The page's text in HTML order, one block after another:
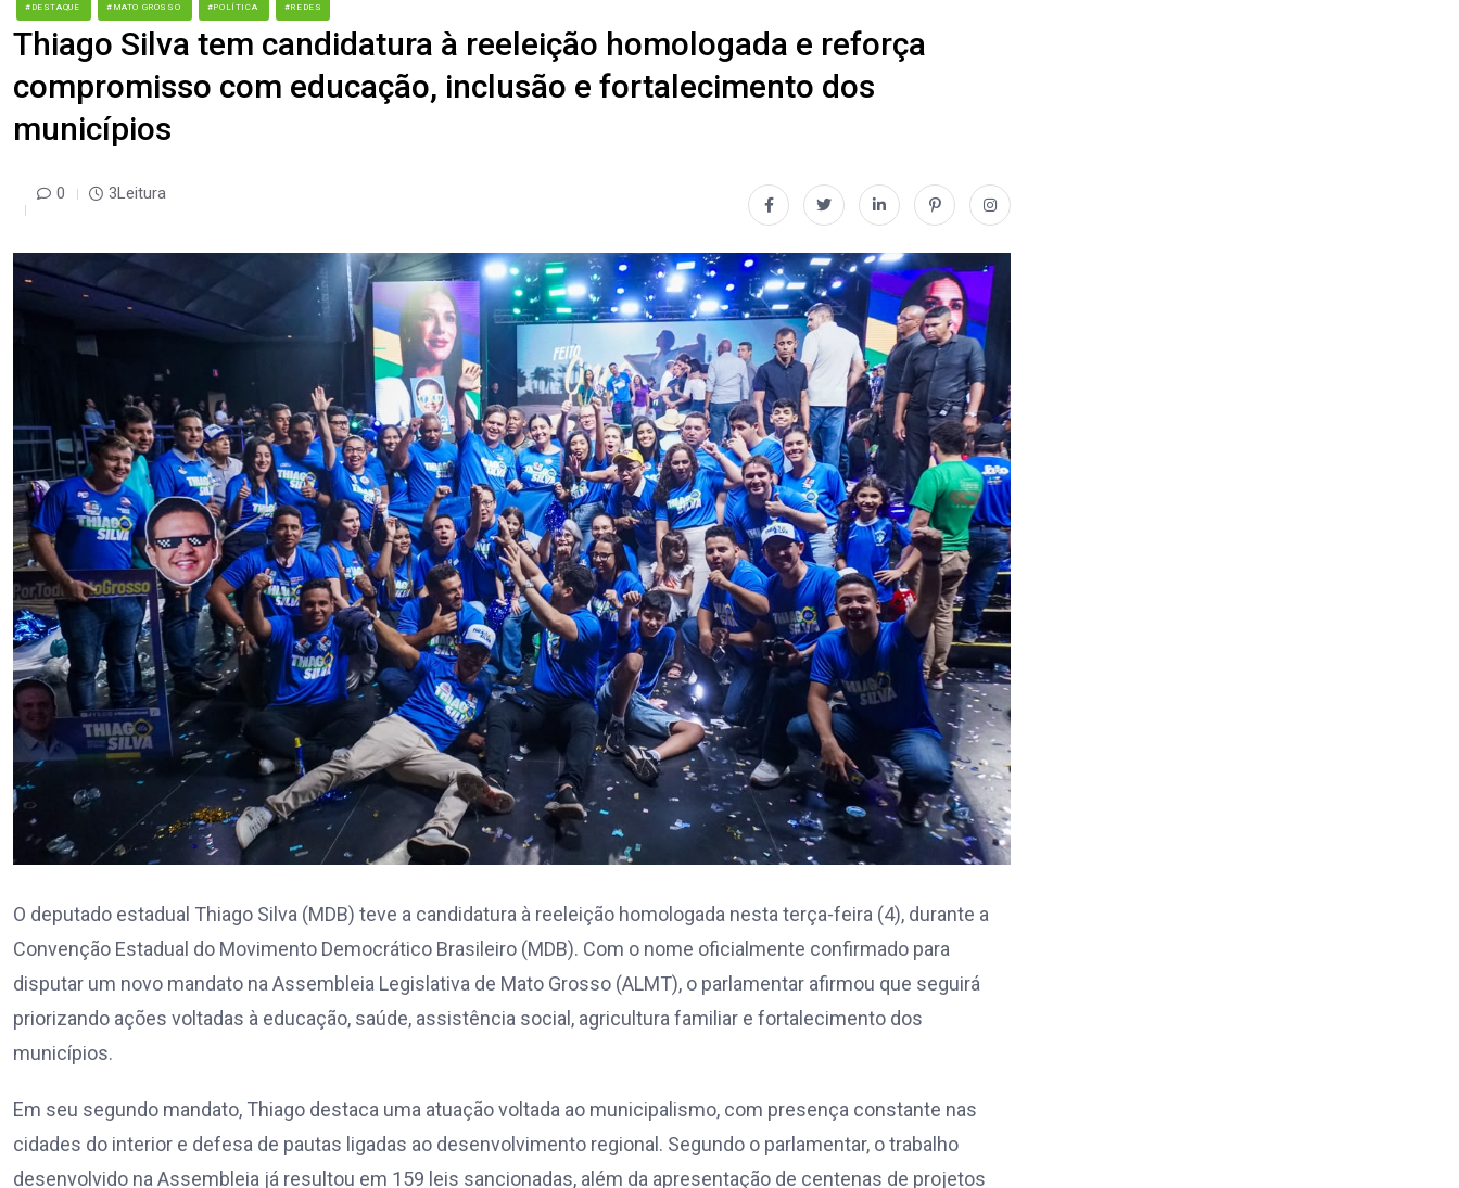
#DESTAQUE #MATO GROSSO #POLÍTICA #REDES
Thiago Silva tem candidatura à reeleição homologada e reforça
compromisso com educação, inclusão e fortalecimento dos
municípios
0 3Leitura
O deputado estadual Thiago Silva (MDB) teve a candidatura à reeleição homologada nesta terça-feira (4), durante a
Convenção Estadual do Movimento Democrático Brasileiro (MDB). Com o nome oficialmente confirmado para
disputar um novo mandato na Assembleia Legislativa de Mato Grosso (ALMT), o parlamentar afirmou que seguirá
priorizando ações voltadas à educação, saúde, assistência social, agricultura familiar e fortalecimento dos
municípios.
Em seu segundo mandato, Thiago destaca uma atuação voltada ao municipalismo, com presença constante nas
cidades do interior e defesa de pautas ligadas ao desenvolvimento regional. Segundo o parlamentar, o trabalho
desenvolvido na Assembleia já resultou em 159 leis sancionadas, além da apresentação de centenas de projetos